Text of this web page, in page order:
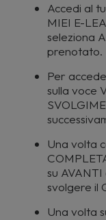
Accedi al
MIEI E-
seleziona
prenotato.
Per
sulla voce
Una volta
su
svolgere il
Una volta